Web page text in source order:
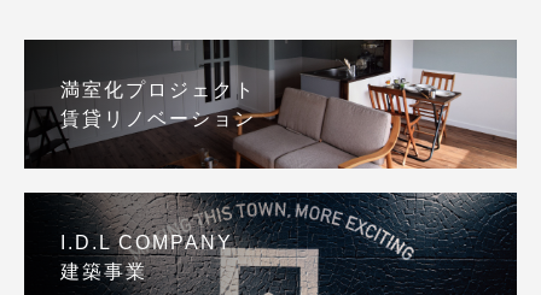
満室化プロジェクト
賃貸リノベーション
I.D.L COMPANY
建築事業